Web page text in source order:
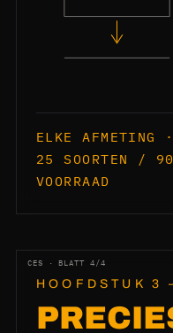
ELKE AFMETING
25 SOORTEN /
VOORRAAD
CES · BLATT 4/4
HOOFDSTUK 3